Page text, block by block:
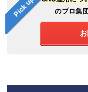
Pick up!
のプロ集